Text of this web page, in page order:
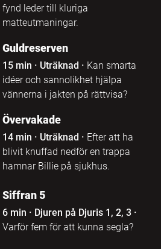
fynd leder till kluriga
matteutmaningar.
Guldreserven
15 min · Uträknad · Kan smarta
idéer och sannolikhet hjälpa
vännerna i jakten på rättvisa?
Övervakade
14 min · Uträknad · Efter att ha
blivit knuffad nedför en trappa
hamnar Billie på sjukhus.
Siffran 5
6 min · Djuren på Djuris 1, 2, 3·
Varför fem för att kunna segla?